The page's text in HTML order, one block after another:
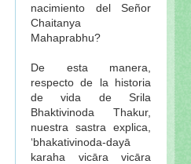
nacimiento del Señor
Chaitanya
Mahaprabhu?
De esta manera,
respecto de la historia
de vida de Srila
Bhaktivinoda Thakur,
nuestra sastra explica,
‘bhakativinoda-dayā
karaha vicāra vicāra